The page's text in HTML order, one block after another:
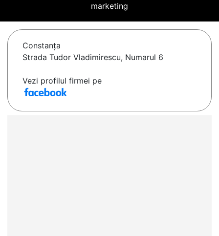
marketing
Constanţa
Strada Tudor Vladimirescu, Numarul 6
Vezi profilul firmei pe